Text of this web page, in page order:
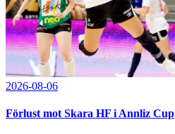
2026-08-06
Förlust mot Skara HF i Annliz Cup